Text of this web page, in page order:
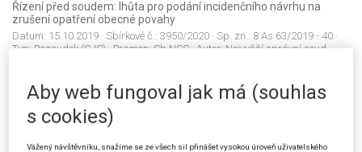
Řízení před soudem: lhůta pro podání incidenčního návrhu na
zrušení opatření obecné povahy
Datum: 15.10.2019 · Sbírkové č.: 3950/2020 · Sp. zn.: 8 As 63/2019 - 40 ·
Typ: Rozsudek (SJS) · Pramen: Sb.NSS · Autor: Nejvyšší správní soud -
194/2014 - 36 prejudikatura;
3951/2020
Aby web fungoval jak má (souhlas
s cookies)
Vážený návštěvníku, snažíme se ze všech sil přinášet vysokou úroveň uživatelského